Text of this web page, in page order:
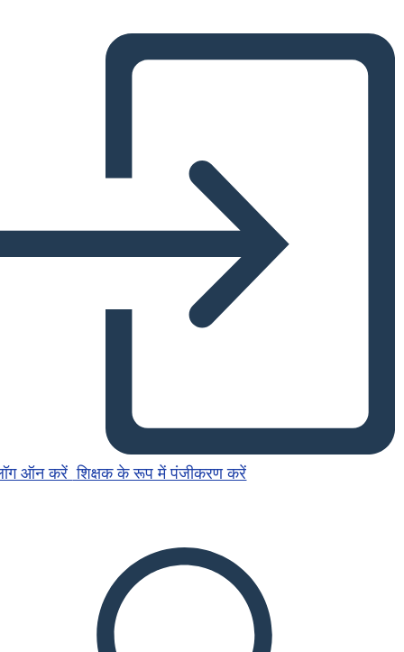
ऑन करें शिक्षक के रूप में पंजीकरण करें